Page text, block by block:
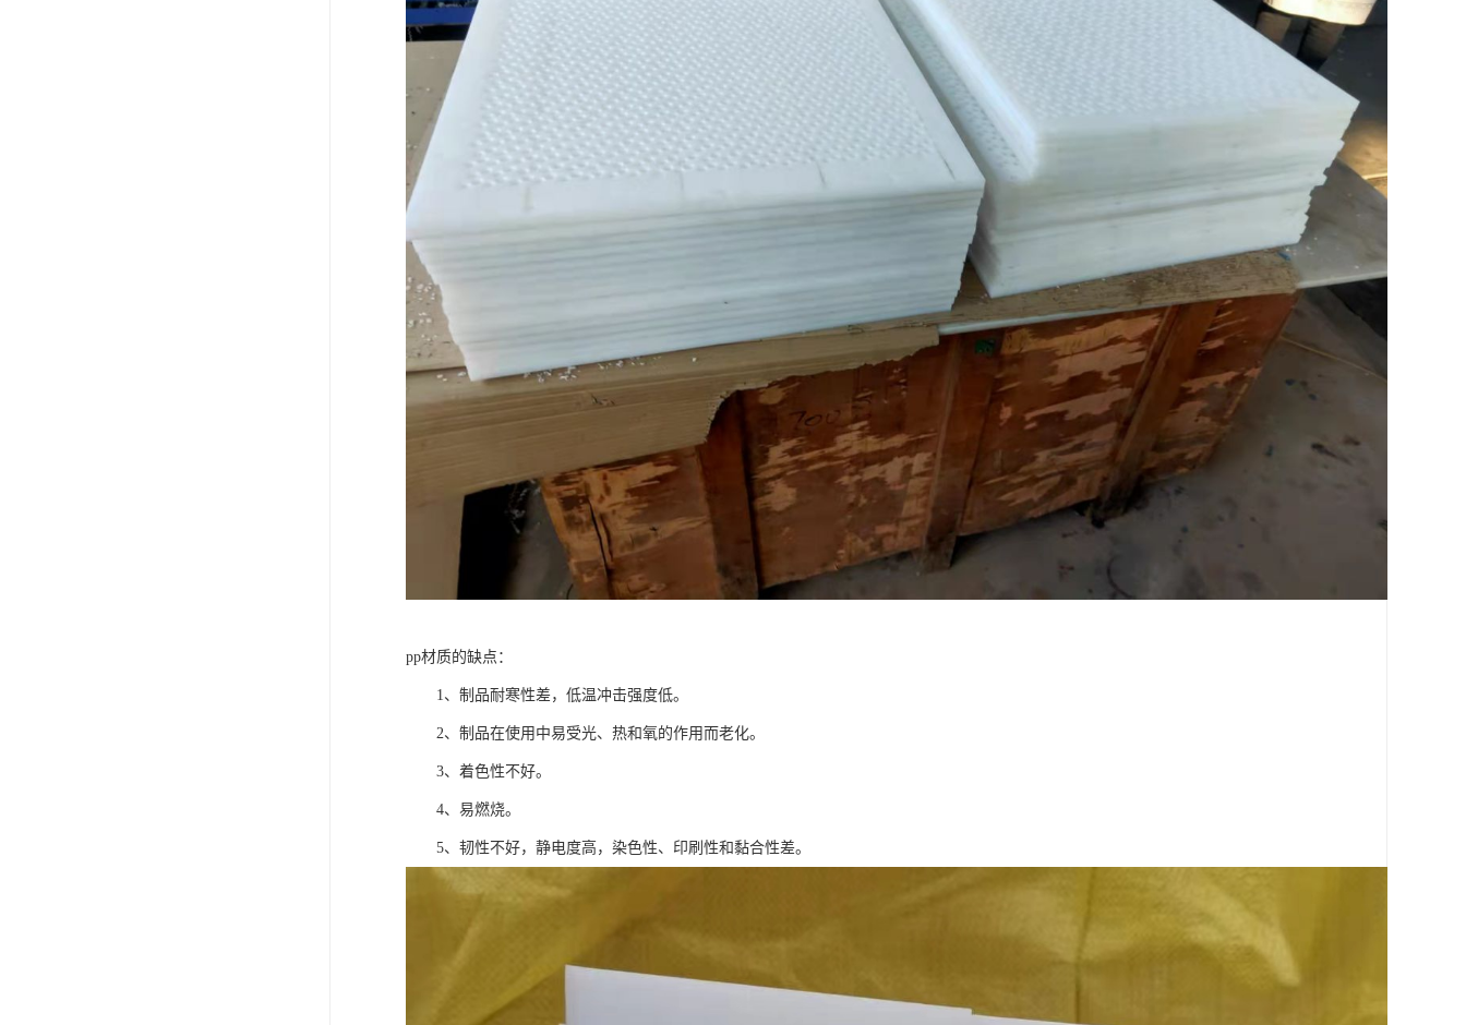
pp材质的缺点：
1、制品耐寒性差，低温冲击强度低。
2、制品在使用中易受光、热和氧的作用而老化。
3、着色性不好。
4、易燃烧。
5、韧性不好，静电度高，染色性、印刷性和黏合性差。